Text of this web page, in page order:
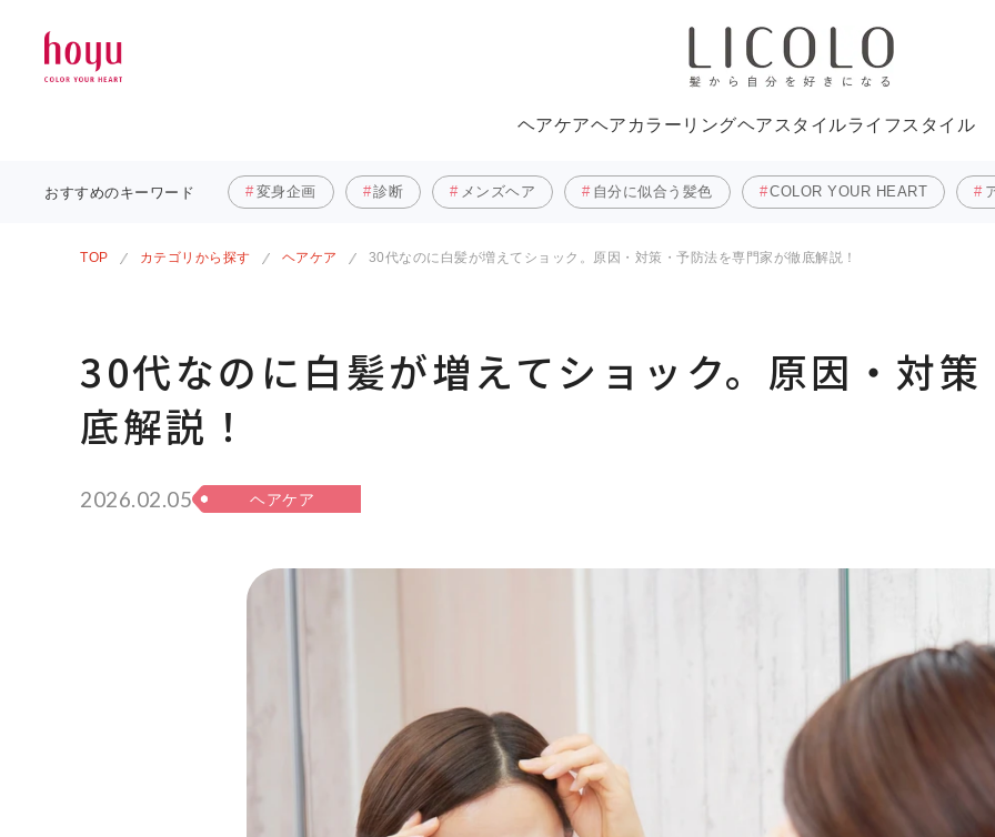
ヘアケアヘアカラーリングヘアスタイルライフスタイル
おすすめのキーワード 変身企画 診断 メンズヘア 自分に似合う髪色 COLOR YOUR HEART
TOP カテゴリから探す ヘアケア 30代なのに白髪が増えてショック。原因・対策・予防法を専門家が徹底解説！
30代なのに白髪が増えてショック。原因・対
底解説！
2026.02.05 ヘアケア